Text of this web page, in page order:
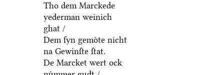
Tho dem Marckede
yederman weinich
ghat /
Dem ſyn gemoͤte nicht
na Gewinſte ſtat.
De Marcket wert ock